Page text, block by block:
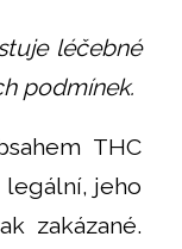
léčebné
podmínek.
THC
legální, jeho
zakázané.